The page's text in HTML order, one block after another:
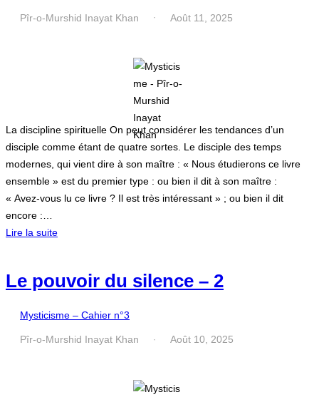
Pîr-o-Murshid Inayat Khan · Août 11, 2025
La discipline spirituelle On peut considérer les tendances d’un
disciple comme étant de quatre sortes. Le disciple des temps
modernes, qui vient dire à son maître : « Nous étudierons ce livre
ensemble » est du premier type : ou bien il dit à son maître :
« Avez-vous lu ce livre ? Il est très intéressant » ; ou bien il dit
encore :…
Lire la suite
Le pouvoir du silence – 2
Mysticisme – Cahier n°3
Pîr-o-Murshid Inayat Khan · Août 10, 2025